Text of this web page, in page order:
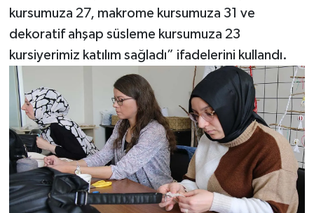
kursumuza 27, makrome kursumuza 31 ve
dekoratif ahşap süsleme kursumuza 23
kursiyerimiz katılım sağladı” ifadelerini kullandı.